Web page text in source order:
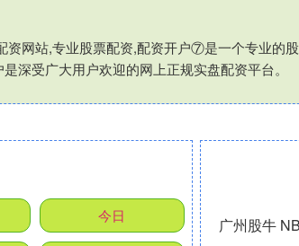
资网站,专业股票配资,配资开户⑦是一个专业的
深受广大用户欢迎的网上正规实盘配资平台。
广州股牛
今日